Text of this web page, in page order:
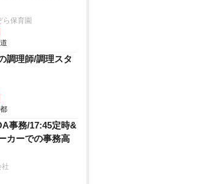
ら保育園
調理師/調理スタ
事務/17:45定時&
カーでの事務高
社